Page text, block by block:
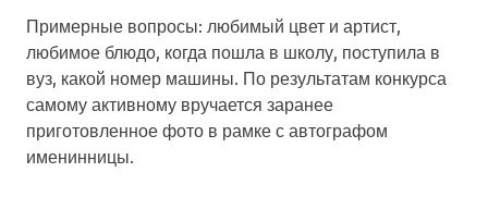
Примерные вопросы: любимый цвет и артист,
любимое блюдо, когда пошла в школу, поступила в
вуз, какой номер машины. По результатам конкурса
самому активному вручается заранее
приготовленное фото в рамке с автографом
именинницы.